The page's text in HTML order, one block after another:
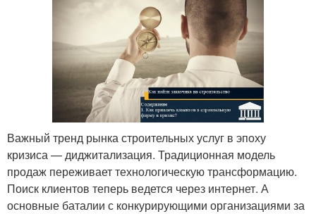
Важный тренд рынка строительных услуг в эпоху
кризиса — диджитализация. Традиционная модель
продаж переживает технологическую трансформацию.
Поиск клиентов теперь ведется через интернет. А
основные баталии с конкурирующими организациями за